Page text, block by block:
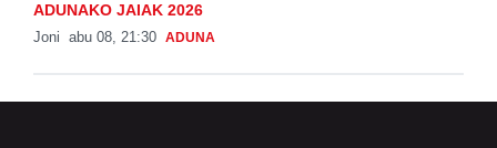
ADUNAKO JAIAK 2026
Joni abu 08, 21:30 ADUNA